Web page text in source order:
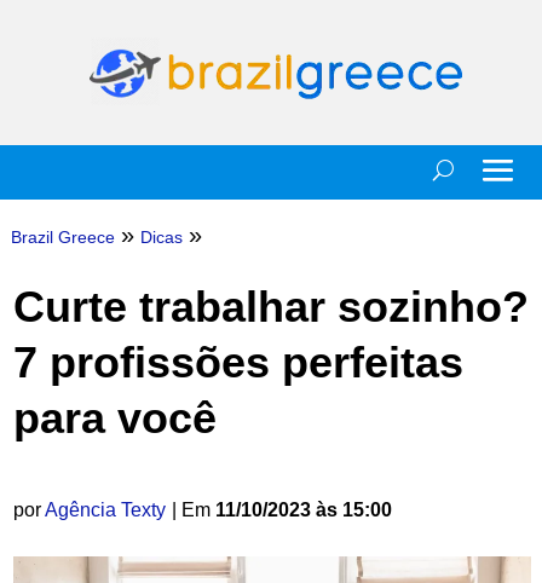
Brazil Greece » Dicas »
Curte trabalhar sozinho?
7 profissões perfeitas
para você
porAgência Texty | Em 11/10/2023 às 15:00